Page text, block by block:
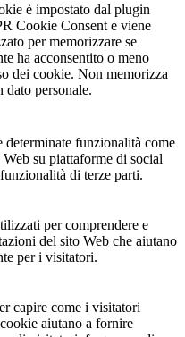
è impostato dal plugin
Cookie Consent e viene
per memorizzare se
ha acconsentito o meno
dei cookie. Non memorizza
dato personale.
funzionalità come
su piattaforme di social
di terze parti.
per comprendere e
del sito Web che aiutano
per i visitatori.
capire come i visitatori
aiutano a fornire